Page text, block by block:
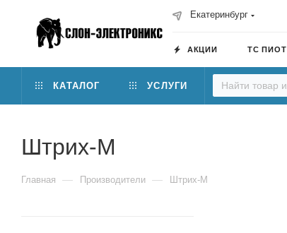
Екатеринбург
АКЦИИ ТС ПИОТ
КАТАЛОГ УСЛУГИ
Штрих-М
Главная — Производители — Штрих-М